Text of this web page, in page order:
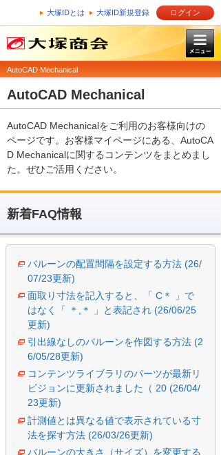
大塚IDとは 大塚ID新規登録 ログイン
AutoCAD Mechanical
AutoCAD Mechanical
AutoCAD Mechanicalをご利用のお客様向けの
ページです。お客様マイページにある、AutoCA
D Mechanicalに関するコンテンツをまとめまし
た。ぜひご活用ください。
新着FAQ情報
バルーンの配置間隔を設定する方法 (26/
07/23更新)
面取り寸法を記入すると、「 C＊ 」で
はなく「 ＊,＊ 」と表記され (26/06/25
更新)
引出線なしのバルーンを作図する方法 (2
6/05/28更新)
コンテンツライブラリのパーツが最新リ
ビジョンに更新されました（ 20 (26/04/
23更新)
計測値とは異なる値で表示されている寸
法を探す方法 (26/03/26更新)
バルーンの大きさ（サイズ）を変更する